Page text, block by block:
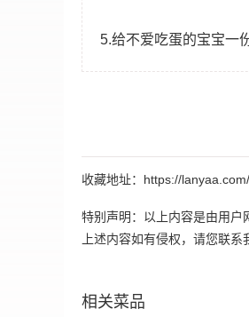
5.给不爱吃蛋的宝宝一
收藏地址：https://
特别声明：以上内容是由用户
上述内容如有侵权，请您联
相关菜品